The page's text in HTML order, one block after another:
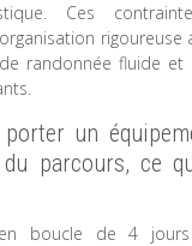
Ces
rigoureuse
randonnée fluide et
un
parcours, ce
boucle de 4